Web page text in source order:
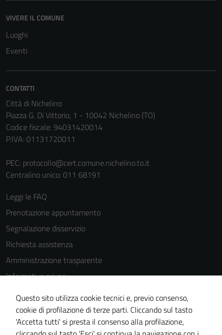
VIVERE IL COMUNE
Luoghi
Eventi
CONTATTI
Città di Nichelino
Piazza G. Di Vittorio, 1 - 10042 Nichelino (TO)
Codice fiscale: 94031420014
P.IVA: 01131720011
PEC: protocollo@cert.comune.nichelino.to.it
Centralino unico: 011 68191
Leggi le FAQ
Prenotazione appuntamento
Segnalazione disservizio
Richiesta assistenza
Amministrazione trasparente
Informativa privacy
Cookie Policy
Note legali
Dichiarazione di accessibilità
Questo sito utilizza cookie tecnici e, previo consenso,
cookie di profilazione di terze parti. Cliccando sul tasto
'Accetta tutti' si presta il consenso alla profilazione,